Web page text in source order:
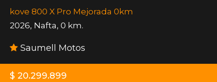
kove 800 X Pro Mejorada 0km
2026, Nafta, 0 km.
Saumell Motos
$ 20.299.899